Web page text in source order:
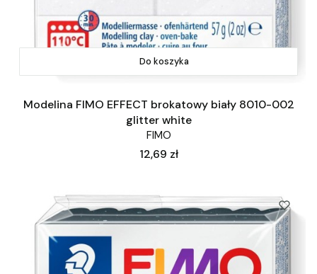
Do koszyka
Modelina FIMO EFFECT brokatowy biały 8010-002
glitter white
FIMO
Cena
12,69 zł